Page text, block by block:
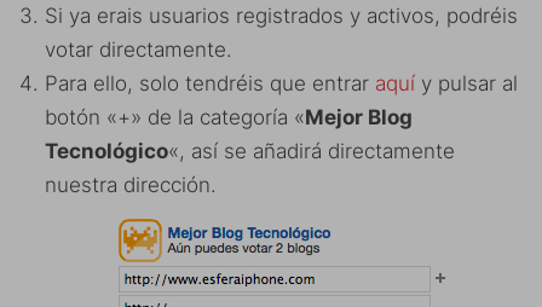
Si ya erais usuarios registrados y activos, podréis
votar directamente.
Para ello, solo tendréis que entrar aquí y pulsar al
botón «+» de la categoría «Mejor Blog
Tecnológico«, así se añadirá directamente
nuestra dirección.